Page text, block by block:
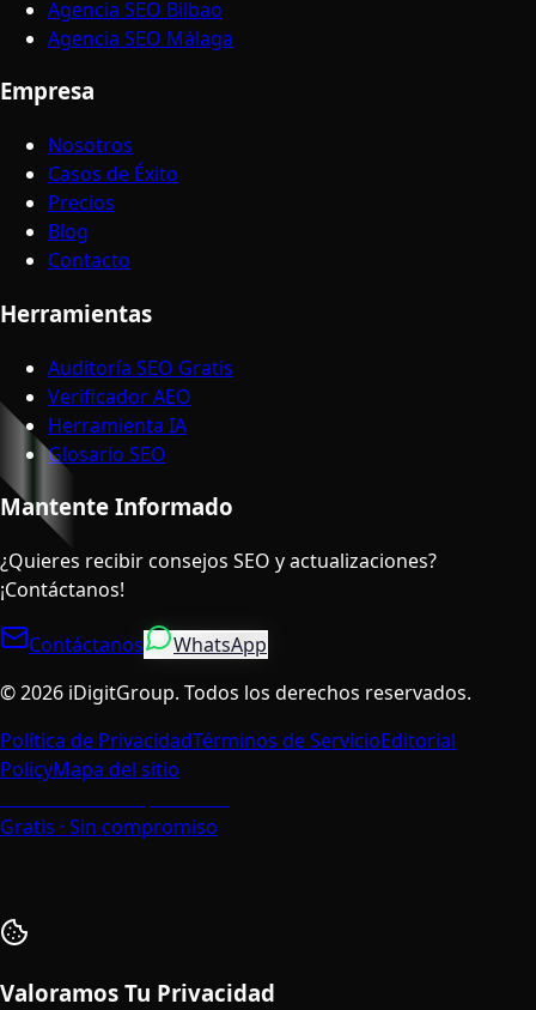
Agencia SEO Bilbao
Agencia SEO Málaga
Empresa
Nosotros
Casos de Éxito
Precios
Blog
Contacto
Herramientas
Auditoría SEO Gratis
Verificador AEO
Herramienta IA
Glosario SEO
Mantente Informado
¿Quieres recibir consejos SEO y actualizaciones?
¡Contáctanos!
Contáctanos
WhatsApp
©2026 iDigitGroup. Todos los derechos reservados.
Política de PrivacidadTérminos de ServicioEditorial
PolicyMapa del sitio
Gratis · Sin compromiso
Valoramos Tu Privacidad